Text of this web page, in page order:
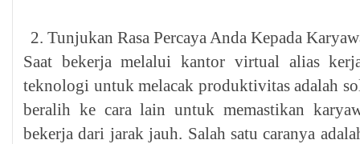
Tunjukan Rasa Percaya Anda Kepada
Saat bekerja melalui kantor virtual alias
teknologi untuk melacak produktivitas adalah
beralih ke cara lain untuk memastikan
bekerja dari jarak jauh. Salah satu caranya